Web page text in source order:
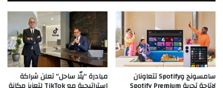
سامسونج وSpotify تتعاونان مبادرة “يلّا ساحل” تعلن شراكة